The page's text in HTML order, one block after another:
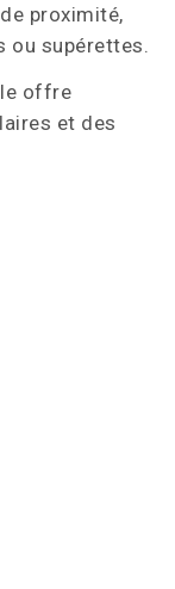
proximité,
ou supérettes.
offre
et des